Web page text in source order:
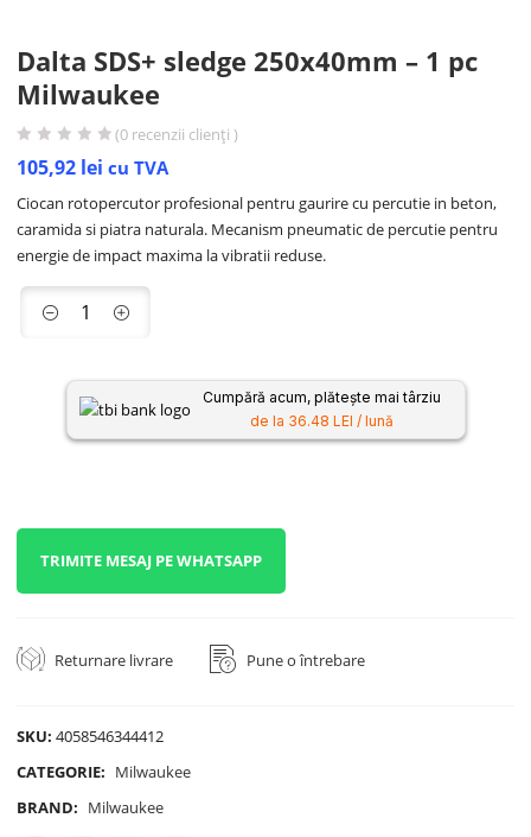
Dalta SDS+ sledge 250x40mm – 1 pc
Milwaukee
(0 recenzii clienți )
105,92 lei cu TVA
Ciocan rotopercutor profesional pentru gaurire cu percutie in beton,
caramida si piatra naturala. Mecanism pneumatic de percutie pentru
energie de impact maxima la vibratii reduse.
Cumpără acum, plătește mai târziu
de la 36.48 LEI / lună
TRIMITE MESAJ PE WHATSAPP
Returnare livrare Pune o întrebare
SKU:4058546344412
CATEGORIE: Milwaukee
BRAND: Milwaukee